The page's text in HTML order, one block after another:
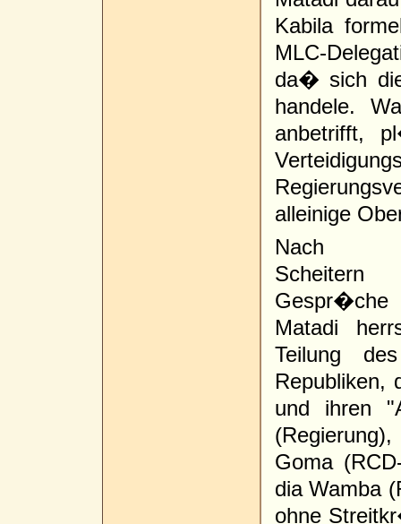
Kabila
MLC-
da� sich
handele.
anbetrifft,
alleinige
Nach
Matadi
Teilung
Republiken,
und ihren
Goma
dia Wamba
ohne